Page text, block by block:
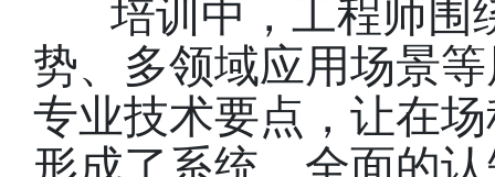
培训中，工程师围
势、多领域应用场景
专业技术要点，让在